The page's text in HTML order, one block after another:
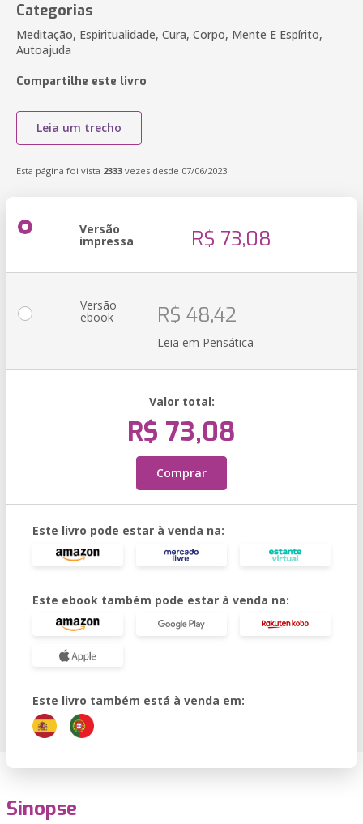
Categorias
Meditação, Espiritualidade, Cura, Corpo, Mente E Espírito,
Autoajuda
Compartilhe este livro
Leia um trecho
Esta página foi vista 2333 vezes desde 07/06/2023
Versão
impressa R$ 73,08
Versão
ebook R$ 48,42
Leia em Pensática
Valor total:
R$ 73,08
Comprar
Este livro pode estar à venda na:
Este ebook também pode estar à venda na:
Este livro também está à venda em:
Sinopse